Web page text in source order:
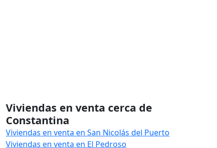
Viviendas en venta cerca de
Constantina
Viviendas en venta en San Nicolás del Puerto
Viviendas en venta en El Pedroso